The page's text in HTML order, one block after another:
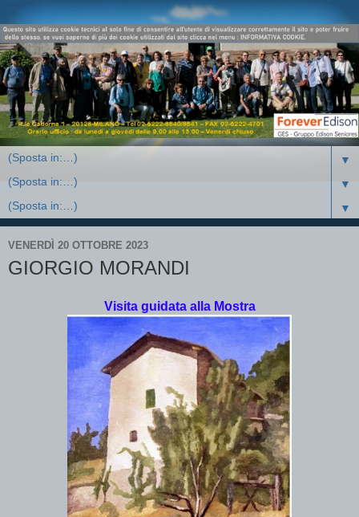
▼
▼
▼
VENERDÌ 20 OTTOBRE 2023
GIORGIO MORANDI
Visita guidata alla Mostra